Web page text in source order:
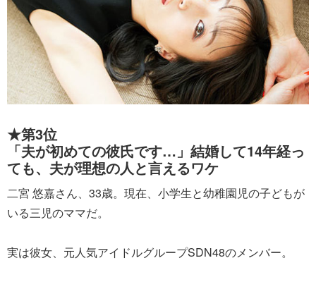
★第3位
「夫が初めての彼氏です…」結婚して14年経っ
ても、夫が理想の人と言えるワケ
二宮 悠嘉さん、33歳。現在、小学生と幼稚園児の子どもが
いる三児のママだ。
実は彼女、元人気アイドルグループSDN48のメンバー。